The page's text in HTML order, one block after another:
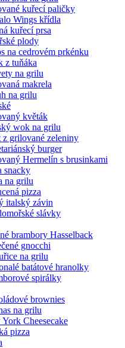
kuřecí paličky
Wings křídla
kuřecí prsa
plody
na cedrovém prkénku
z tuňáka
na grilu
makrela
na grilu
květák
wok na grilu
z grilované zeleniny
burger
Hermelín s brusinkami
snacky
na grilu
pizza
italský závin
slávky
brambory Hasselback
gnocchi
na grilu
batátové hranolky
spirálky
brownies
na grilu
Cheesecake
pizza